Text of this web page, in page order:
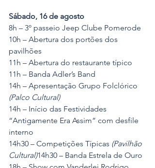
Sábado, 16 de agosto
8h – 3º passeio Jeep Clube Pomerode
10h – Abertura dos portões dos
pavilhões
11h – Abertura do restaurante típico
11h – Banda Adler’s Band
14h – Apresentação Grupo Folclórico
(Palco Cultural)
14h – Início das Festividades
“Antigamente Era Assim” com desfile
interno
14h30 – Competições Típicas (Pavilhão
Cultural)14h30 – Banda Estrela de Ouro